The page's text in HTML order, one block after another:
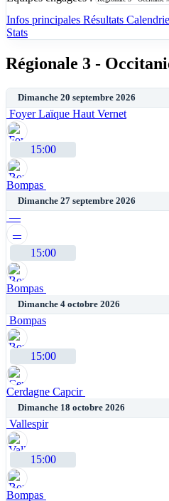
Infos principales Résultats
Stats
Régionale 3 -
Dimanche 20 septembre 2026
Foyer Laïque Haut Vernet
15:00
Bompas
Dimanche 27 septembre 2026
—
—
15:00
Bompas
Dimanche 4 octobre 2026
Bompas
15:00
Cerdagne Capcir
Dimanche 18 octobre 2026
Vallespir
15:00
Bompas